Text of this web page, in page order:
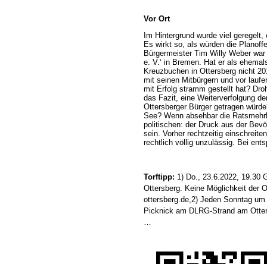
Vor Ort
Im Hintergrund wurde viel
Es wirkt so, als würden die
Bürgermeister Tim Willy Weber
e. V.‘ in Bremen. Hat er als
Kreuzbuchen in Ottersberg nicht
mit seinen Mitbürgern und vor
mit Erfolg stramm gestellt hat?
das Fazit, eine Weiterverfolgung
Ottersberger Bürger getragen
See? Wenn absehbar die
politischen: der Druck aus der
sein. Vorher rechtzeitig
rechtlich völlig unzulässig. Bei
Torftipp: 1) Do., 23.6.2022, 19.30
Ottersberg. Keine Möglichkeit der
ottersberg.de,2) Jeden Sonntag
Picknick am DLRG-Strand am
…